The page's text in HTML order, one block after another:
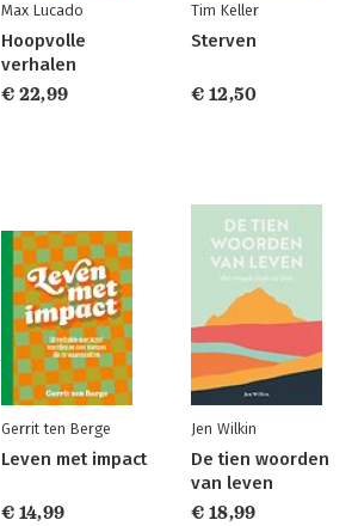
Max Lucado
Hoopvolle
verhalen
€ 22,99
Tim Keller
Sterven
€ 12,50
Gerrit ten Berge
Leven met impact
€ 14,99
Jen Wilkin
De tien woorden
van leven
€ 18,99